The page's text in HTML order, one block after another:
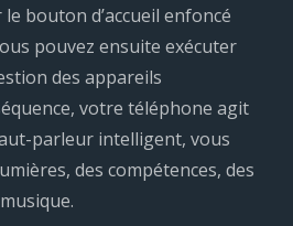
bouton d’accueil enfoncé
pouvez ensuite exécuter
des appareils
votre téléphone agit
parleur intelligent, vous
des compétences, des